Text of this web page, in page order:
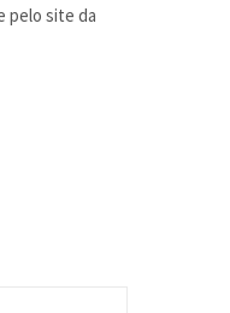
pelo site da